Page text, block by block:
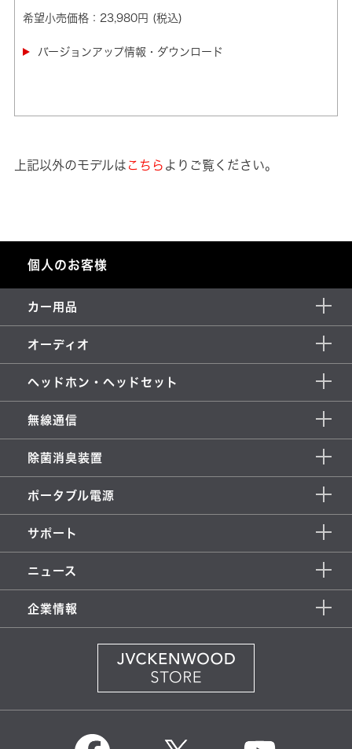
希望小売価格：23,980円 (税込)
バージョンアップ情報・ダウンロード
上記以外のモデルは こちら よりご覧ください。
個人のお客様
カー用品
オーディオ
ヘッドホン・ヘッドセット
無線通信
除菌消臭装置
ポータブル電源
サポート
ニュース
企業情報